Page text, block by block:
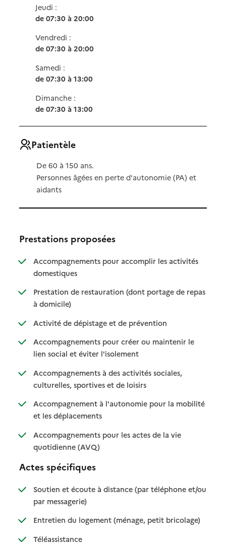
Jeudi :
de 07:30 à 20:00
Vendredi :
de 07:30 à 20:00
Samedi :
de 07:30 à 13:00
Dimanche :
de 07:30 à 13:00
Patientèle
De 60 à 150 ans.
Personnes âgées en perte d'autonomie (PA) et
aidants
Prestations proposées
Accompagnements pour accomplir les activités
domestiques: disponible
: non disponible
Prestation de restauration (dont portage de repas
à domicile): disponible
: non disponible
Activité de dépistage et de prévention: disponible
: non disponible
Accompagnements pour créer ou maintenir le
lien social et éviter l'isolement: disponible
: non disponible
Accompagnements à des activités sociales,
culturelles, sportives et de loisirs: disponible
: non disponible
Accompagnement à l'autonomie pour la mobilité
et les déplacements: disponible
: non disponible
Accompagnements pour les actes de la vie
quotidienne (AVQ): disponible
: non disponible
Actes spécifiques
Soutien et écoute à distance (par téléphone et/ou
par messagerie): disponible
: non disponible
Entretien du logement (ménage, petit bricolage): disponible
: non
Téléassistance: disponible
: non disponible